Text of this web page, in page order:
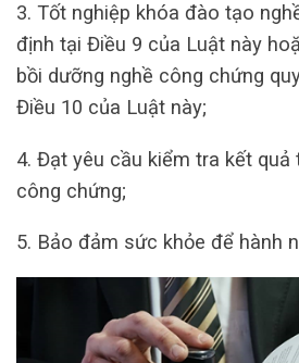
3. Tốt nghiệp khóa đào tạo
định tại Điều 9 của Luật này
bồi dưỡng nghề công chứng
Điều 10 của Luật này;
4. Đạt yêu cầu kiểm tra kết quả
công chứng;
5. Bảo đảm sức khỏe để hành